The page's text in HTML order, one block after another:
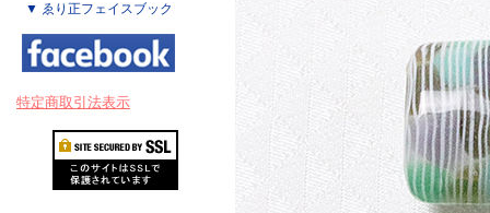
▼ ゑり正フェイスブック
特定商取引法表示